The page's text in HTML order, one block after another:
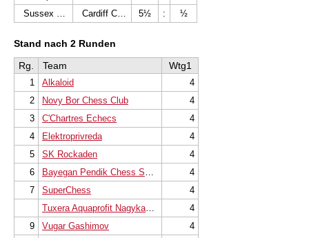
Sussex Martlets
Cardiff Chess Club 5½ : ½
Stand nach 2 Runden
Rg.
Team Wtg1
1 Alkaloid
4
2
Novy Bor Chess Club
4
3
C'Chartres Echecs
4
4
Elektroprivreda
4
5
SK Rockaden
4
6
Bayegan Pendik Chess Sports Club
4
7
SuperChess
4
Tuxera Aquaprofit Nagykanizsai Sakk Klub
4
9
Vugar Gashimov
4